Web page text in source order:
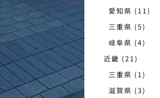
愛知県 (11)
三重県 (5)
岐阜県 (4)
近畿 (21)
三重県 (1)
滋賀県 (3)